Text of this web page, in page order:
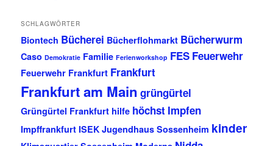
SCHLAGWÖRTER
Biontech Bücherei Bücherflohmarkt Bücherwurm
Caso Demokratie Familie Ferienworkshop FES Feuerwehr
Feuerwehr Frankfurt Frankfurt
Frankfurt am Main grüngürtel
Grüngürtel Frankfurt hilfe höchst Impfen
Impffrankfurt ISEK Jugendhaus Sossenheim kinder